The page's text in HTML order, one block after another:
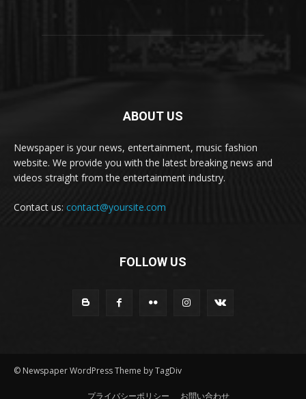
ABOUT US
Newspaper is your news, entertainment, music fashion
website. We provide you with the latest breaking news and
videos straight from the entertainment industry.
Contact us: contact@yoursite.com
FOLLOW US
© Newspaper WordPress Theme by TagDiv
プライバシーポリシー お問い合わせ